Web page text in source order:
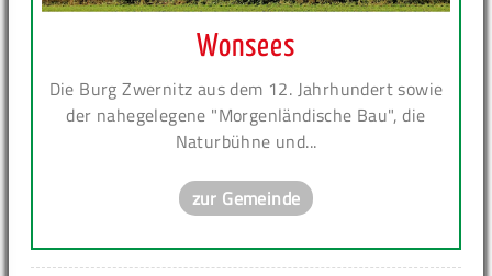
Wonsees
Die Burg Zwernitz aus dem 12. Jahrhundert sowie
der nahegelegene "Morgenländische Bau", die
Naturbühne und...
zur Gemeinde